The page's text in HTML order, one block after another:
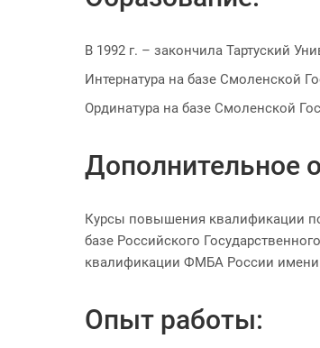
В 1992 г. – закончила Тартуский
Интернатура на базе Смоленской
Ординатура на базе Смоленской
Дополнительное
Курсы повышения квалификации
базе Российского
квалификации ФМБА России имени
Опыт работы: